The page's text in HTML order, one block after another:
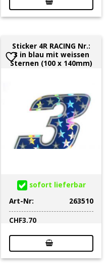
Sticker 4R RACING Nr.:
3 in blau mit weissen
Sternen (100 x 140mm)
sofort lieferbar
Art-Nr:
263510
CHF3.70